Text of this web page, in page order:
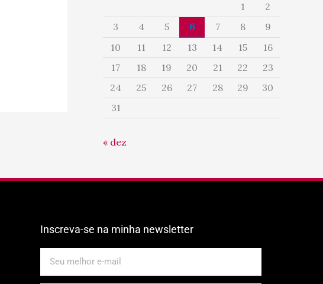
1
2
3
4 5 6 7 8
9
10
11 12 13 14 15
16
17
18 19 20 21 22
23
24
25 26 27 28 29
30
31
« dez
Inscreva-se na minha newsletter